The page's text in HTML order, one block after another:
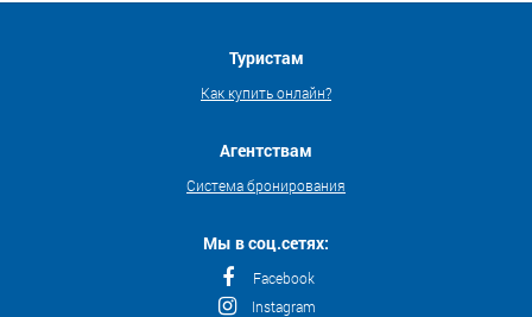
Туристам
Как купить онлайн?
Агентствам
Система бронирования
Мы в соц.сетях:
Facebook
Instagram